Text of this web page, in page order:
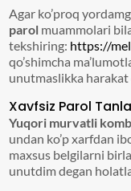
Agar ko’proq
parol muammolari
tekshiring: https://
qo’shimcha
unutmaslikka
Xavfsiz Parol
Yuqori murvatli
undan ko’p xarfdan
maxsus belgilarni
unutdim degan